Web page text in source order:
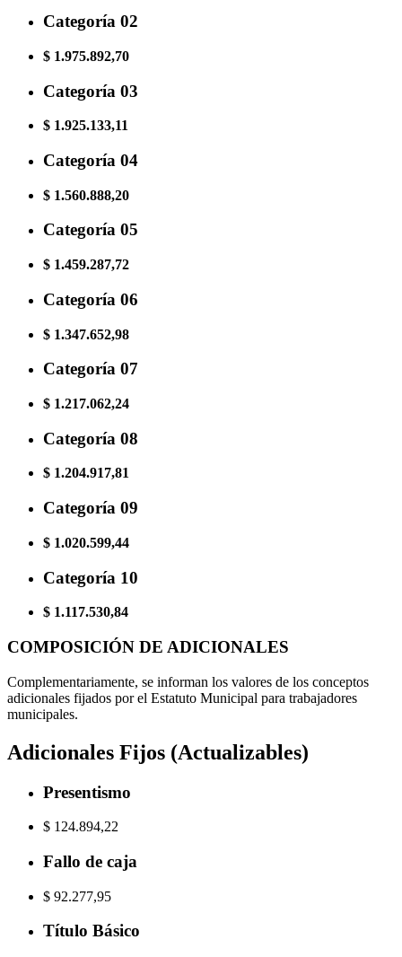
Categoría 02
$ 1.975.892,70
Categoría 03
$ 1.925.133,11
Categoría 04
$ 1.560.888,20
Categoría 05
$ 1.459.287,72
Categoría 06
$ 1.347.652,98
Categoría 07
$ 1.217.062,24
Categoría 08
$ 1.204.917,81
Categoría 09
$ 1.020.599,44
Categoría 10
$ 1.117.530,84
COMPOSICIÓN DE ADICIONALES
Complementariamente, se informan los valores de los conceptos
adicionales fijados por el Estatuto Municipal para trabajadores
municipales.
Adicionales Fijos (Actualizables)
Presentismo
$ 124.894,22
Fallo de caja
$ 92.277,95
Título Básico